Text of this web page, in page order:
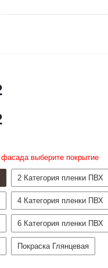
выберите покрытие
2 Категория пленки ПВХ
4 Категория пленки ПВХ
6 Категория пленки ПВХ
Покраска Глянцевая